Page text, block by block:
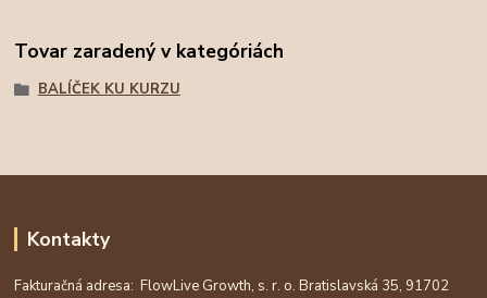
Tovar zaradený v kategóriách
BALÍČEK KU KURZU
Kontakty
Fakturačná adresa: FlowLive Growth, s. r. o. Bratislavská 35, 91702